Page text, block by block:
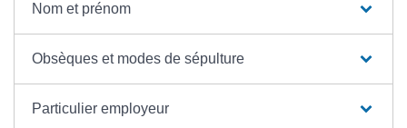
Nom et prénom
Obsèques et modes de sépulture
Particulier employeur